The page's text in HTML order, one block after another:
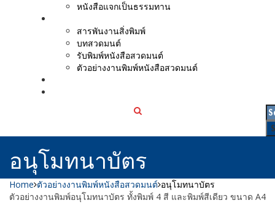
หนังสือแจกเป็นธรรมทาน
สารพันงานสิ่งพิมพ์
บทสวดมนต์
รับพิมพ์หนังสือสวดมนต์
ตัวอย่างงานพิมพ์หนังสือสวดมนต์
อนุโมทนาบัตร
Home ตัวอย่างงานพิมพ์หนังสือสวดมนต์ อนุโมทนาบัตร
ตัวอย่างงานพิมพ์อนุโมทนาบัตร ทั้งพิมพ์ 4 สี และพิมพ์สีเดียว ขนาด A4